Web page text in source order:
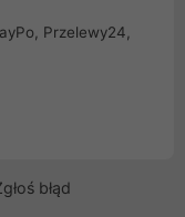
Przelewy24,
błąd